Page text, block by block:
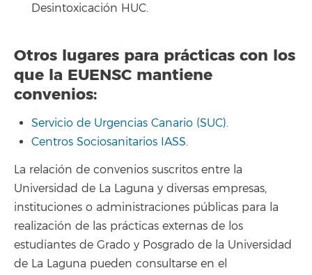
Desintoxicación HUC.
Otros lugares para prácticas con los
que la EUENSC mantiene
convenios:
Servicio de Urgencias Canario (SUC).
Centros Sociosanitarios IASS.
La relación de convenios suscritos entre la
Universidad de La Laguna y diversas empresas,
instituciones o administraciones públicas para la
realización de las prácticas externas de los
estudiantes de Grado y Posgrado de la Universidad
de La Laguna pueden consultarse en el